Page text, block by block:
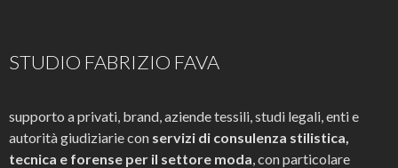
STUDIO FABRIZIO FAVA
supporto a privati, brand, aziende tessili, studi legali, enti e
autorità giudiziarie con servizi di consulenza stilistica,
tecnica e forense per il settore moda, con particolare